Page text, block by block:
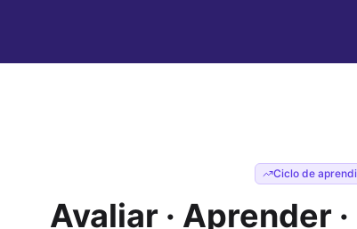
Ciclo de
Avaliar · Aprender